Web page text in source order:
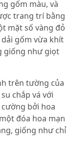
gốm màu, và
trang trí bằng
mặt số vàng đỏ
gốm vừa khít
giống như giọt
trên tường của
chắp vá với
bởi hoa
đóa hoa mạn
giống như chỉ